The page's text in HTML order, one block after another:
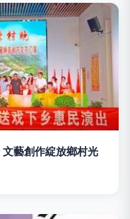
文藝創作綻放鄉村光